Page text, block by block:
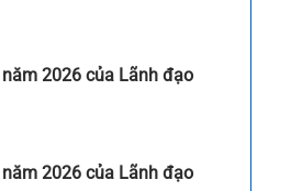
2026 của Lãnh đạo
2026 của Lãnh đạo